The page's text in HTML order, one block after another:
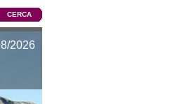
2026